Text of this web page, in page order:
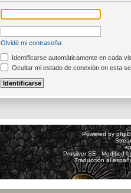
Olvidé mi contraseña
Identificarse automáticamente en cada
Ocultar mi estado de conexión en esta
Powered by
Prosilver SE - Modified
Traducción al